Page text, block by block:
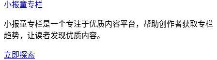
小报童专栏
小报童专栏是一个专注于优质内容平台，帮助创作者获取专栏
趋势，让读者发现优质内容。
立即探索